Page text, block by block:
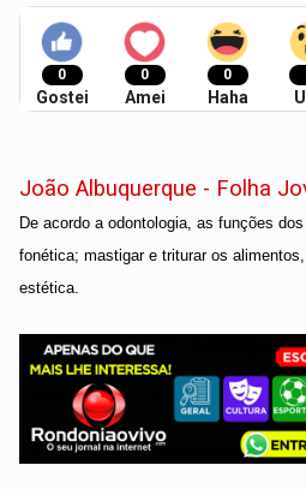
0
Gostei
0
Amei
0
Haha
João Albuquerque - Folha
De acordo a odontologia, as funções
fonética; mastigar e triturar os
estética.